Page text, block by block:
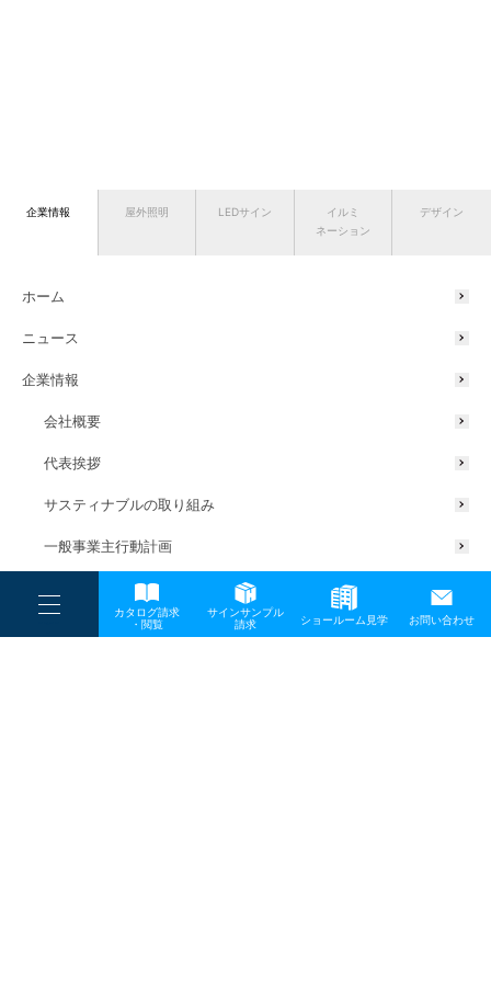
----
----
-
カタログ請求
・閲覧
サインサンプル
請求
ショールーム見学 お問い合わせ
企業情報 屋外照明 LEDサイン
イルミ
ネーション
デザイン
ホーム
ニュース
企業情報
会社概要
代表挨拶
サスティナブルの取り組み
一般事業主行動計画